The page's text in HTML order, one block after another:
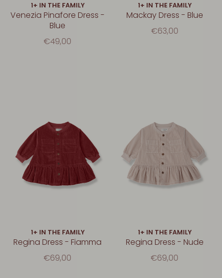
1+ IN THE FAMILY
Venezia Pinafore Dress -
Blue
€49,00
1+ IN THE FAMILY
Mackay Dress - Blue
€63,00
1+ IN THE FAMILY
Regina Dress - Fiamma
€69,00
1+ IN THE FAMILY
Regina Dress - Nude
€69,00